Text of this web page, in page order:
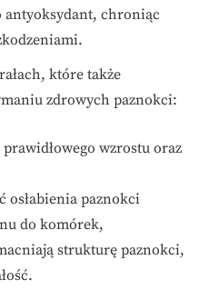
antyoksydant, chroniąc
które także
zdrowych paznokci:
wzrostu oraz
osłabienia paznokci
do komórek,
strukturę paznokci,